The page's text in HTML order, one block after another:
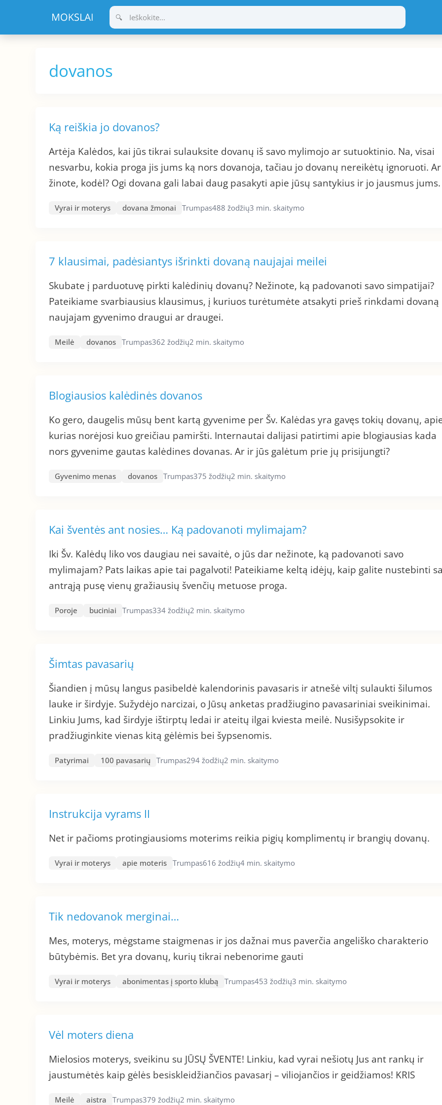
turinio
dovanos
Ką reiškia jo dovanos?
Artėja Kalėdos, kai jūs tikrai sulauksite dovanų iš savo mylimojo ar sutuoktinio. Na, visai
nesvarbu, kokia proga jis jums ką nors dovanoja, tačiau jo dovanų nereikėtų ignoruoti. Ar
žinote, kodėl? Ogi dovana gali labai daug pasakyti apie jūsų santykius ir jo jausmus jums.
Vyrai ir moterys dovana žmonai Trumpas488 žodžių3 min. skaitymo
7 klausimai, padėsiantys išrinkti dovaną naujajai meilei
Skubate į parduotuvę pirkti kalėdinių dovanų? Nežinote, ką padovanoti savo simpatijai?
Pateikiame svarbiausius klausimus, į kuriuos turėtumėte atsakyti prieš rinkdami dovaną
naujajam gyvenimo draugui ar draugei.
Meilė dovanos Trumpas362 žodžių2 min. skaitymo
Blogiausios kalėdinės dovanos
Ko gero, daugelis mūsų bent kartą gyvenime per Šv. Kalėdas yra gavęs tokių dovanų,
kurias norėjosi kuo greičiau pamiršti. Internautai dalijasi patirtimi apie blogiausias kada
nors gyvenime gautas kalėdines dovanas. Ar ir jūs galėtum prie jų prisijungti?
Gyvenimo menas dovanos Trumpas375 žodžių2 min. skaitymo
Kai šventės ant nosies… Ką padovanoti mylimajam?
Iki Šv. Kalėdų liko vos daugiau nei savaitė, o jūs dar nežinote, ką padovanoti savo
mylimajam? Pats laikas apie tai pagalvoti! Pateikiame keltą idėjų, kaip galite nustebinti
antrąją pusę vienų gražiausių švenčių metuose proga.
Poroje buciniai Trumpas334 žodžių2 min. skaitymo
Šimtas pavasarių
Šiandien į mūsų langus pasibeldė kalendorinis pavasaris ir atnešė viltį sulaukti šilumos
lauke ir širdyje. Sužydėjo narcizai, o Jūsų anketas pradžiugino pavasariniai sveikinimai.
Linkiu Jums, kad širdyje ištirptų ledai ir ateitų ilgai kviesta meilė. Nusišypsokite ir
pradžiuginkite vienas kitą gėlėmis bei šypsenomis.
Patyrimai 100 pavasarių Trumpas294 žodžių2 min. skaitymo
Instrukcija vyrams II
Net ir pačioms protingiausioms moterims reikia pigių komplimentų ir brangių dovanų.
Vyrai ir moterys apie moteris Trumpas616 žodžių4 min. skaitymo
Tik nedovanok merginai…
Mes, moterys, mėgstame staigmenas ir jos dažnai mus paverčia angeliško charakterio
būtybėmis. Bet yra dovanų, kurių tikrai nebenorime gauti
Vyrai ir moterys abonimentas į sporto klubą Trumpas453 žodžių3 min. skaitymo
Vėl moters diena
Mielosios moterys, sveikinu su JŪSŲ ŠVENTE! Linkiu, kad vyrai nešiotų Jus ant rankų ir
jaustumėtės kaip gėlės besiskleidžiančios pavasarį – viliojančios ir geidžiamos! KRIS
Meilė aistra Trumpas379 žodžių2 min. skaitymo